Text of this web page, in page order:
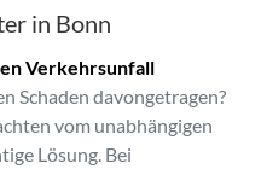
in Bonn
Verkehrsunfall
Schaden davongetragen?
vom unabhängigen
Lösung. Bei